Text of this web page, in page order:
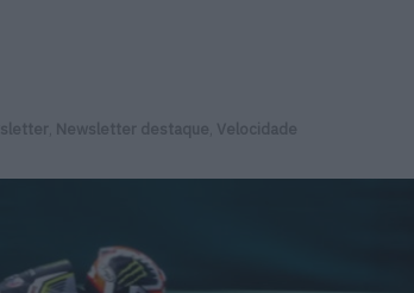
Newsletter destaque Velocidade